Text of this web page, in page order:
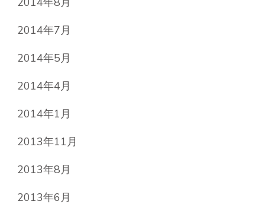
2014年7月
2014年5月
2014年4月
2014年1月
2013年11月
2013年8月
2013年6月